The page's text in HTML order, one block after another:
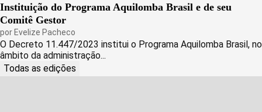
Instituição do Programa Aquilomba Brasil e de seu
Comitê Gestor
por Evelize Pacheco
O Decreto 11.447/2023 institui o Programa Aquilomba Brasil, no
âmbito da administração...
Todas as edições